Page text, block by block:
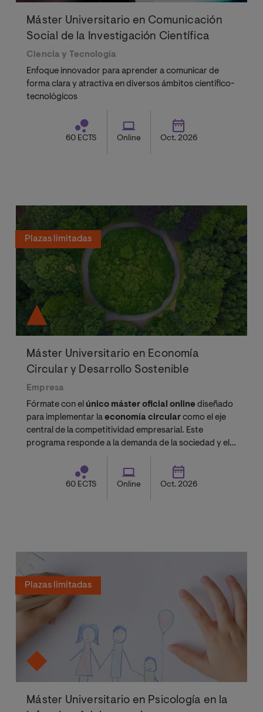
Máster Universitario en Comunicación
Social de la Investigación Científica
Ciencia y Tecnología
Enfoque innovador para aprender a comunicar de
forma clara y atractiva en diversos ámbitos científico-
tecnológicos
60 ECTS Online Oct. 2026
Plazas limitadas
Máster Universitario en Economía
Circular y Desarrollo Sostenible
Empresa
Fórmate con el único máster oficial online diseñado
para implementar laeconomía circular como el eje
central de la competitividad empresarial. Este
programa responde a la demanda de la sociedad y el
mercado, preparándote para transformar
organizaciones frente a los nuevos retos.
60 ECTS Online Oct. 2026
Plazas limitadas
Máster Universitario en Psicología en la